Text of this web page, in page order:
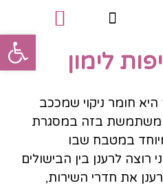
לימון
חומר ניקוי שמככב
משתמשת בזה במסגרת
במטבח שבו
רוצה לרענן בין הבישולים
את חדרי השירות,
פתח